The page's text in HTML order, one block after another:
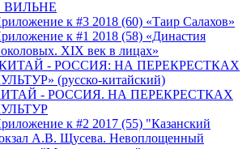
ВИЛЬНЕ
к #3 2018 (60) «Таир Салахов»
к #1 2018 (58) «Династия
XIX век в лицах»
- РОССИЯ: НА ПЕРЕКРЕСТКАХ
(русско-китайский)
- РОССИЯ. НА ПЕРЕКРЕСТКАХ
к #2 2017 (55) "Казанский
А.В. Щусева. Невоплощенный